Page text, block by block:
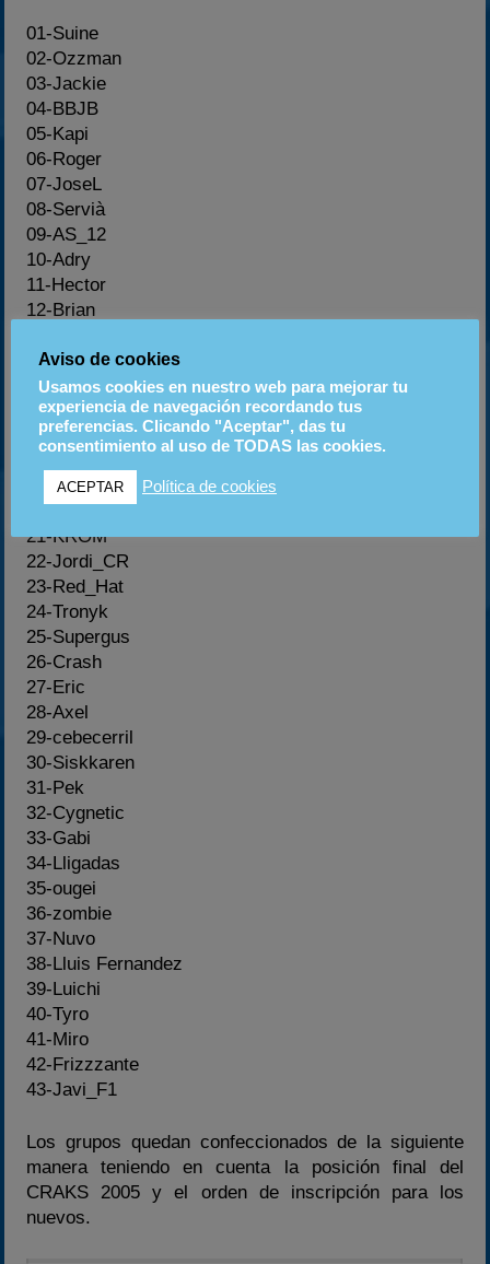
01-Suine
02-Ozzman
03-Jackie
04-BBJB
05-Kapi
06-Roger
07-JoseL
08-Servià
09-AS_12
10-Adry
11-Hector
12-Brian
14-Castán
15-Veler
16-Chanis
17-Number
19-kimitito_cr
20-DannY
21-KROM
22-Jordi_CR
23-Red_Hat
24-Tronyk
25-Supergus
26-Crash
27-Eric
28-Axel
29-cebecerril
30-Siskkaren
31-Pek
32-Cygnetic
33-Gabi
34-Lligadas
35-ougei
36-zombie
37-Nuvo
38-Lluis Fernandez
39-Luichi
40-Tyro
41-Miro
42-Frizzzante
43-Javi_F1
Los grupos quedan confeccionados de la siguiente
manera teniendo en cuenta la posición final del
CRAKS 2005 y el orden de inscripción para los
nuevos.
Aviso de cookies
Usamos cookies en nuestro web para mejorar tu
experiencia de navegación recordando tus
preferencias. Clicando "Aceptar", das tu
consentimiento al uso de TODAS las cookies.
ACEPTAR Política de cookies